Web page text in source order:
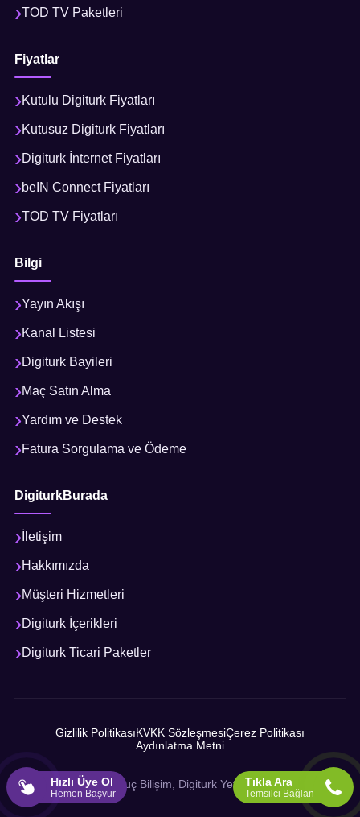
TOD TV Paketleri
Fiyatlar
Kutulu Digiturk Fiyatları
Kutusuz Digiturk Fiyatları
Digiturk İnternet Fiyatları
beIN Connect Fiyatları
TOD TV Fiyatları
Bilgi
Yayın Akışı
Kanal Listesi
Digiturk Bayileri
Maç Satın Alma
Yardım ve Destek
Fatura Sorgulama ve Ödeme
DigiturkBurada
İletişim
Hakkımızda
Müşteri Hizmetleri
Digiturk İçerikleri
Digiturk Ticari Paketler
Gizlilik PolitikasıKVKK SözleşmesiÇerez Politikası
Aydınlatma Metni
© 2026 Sonuç Bilişim, Digiturk Yetkili İş Ortağı
Hızlı Üye Ol
Hemen Başvur
Tıkla Ara
Temsilci Bağlan